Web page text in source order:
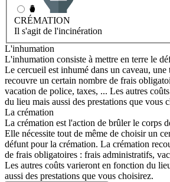
CRÉMATION
Il s'agit de l'incinération
L'inhumation
L'inhumation consiste à mettre en terre le
Le cercueil est inhumé dans un caveau,
recouvre un certain nombre de frais
vacation de police, taxes, ... Les autres
du lieu mais aussi des prestations que vous
La crémation
La crémation est l'action de brûler le corps
Elle nécessite tout de même de choisir un
défunt pour la crémation. La crémation
de frais obligatoires : frais administratifs,
Les autres coûts varieront en fonction du
aussi des prestations que vous choisirez.